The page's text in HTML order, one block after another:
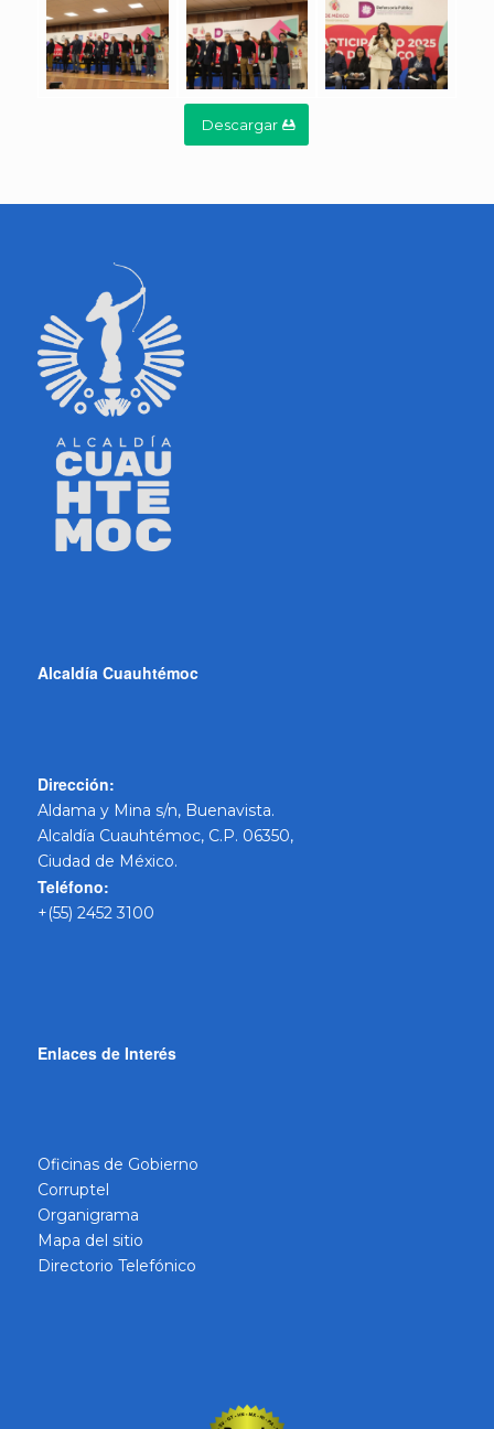
Descargar
Alcaldía Cuauhtémoc
Dirección:
Aldama y Mina s/n, Buenavista.
Alcaldía Cuauhtémoc, C.P. 06350,
Ciudad de México.
Teléfono:
+(55) 2452 3100
Enlaces de Interés
Oficinas de Gobierno
Corruptel
Organigrama
Mapa del sitio
Directorio Telefónico